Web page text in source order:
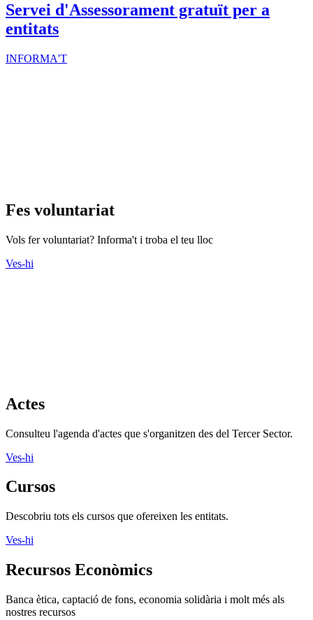
Servei d'Assessorament gratuït per a
entitats
INFORMA'T
Fes voluntariat
Vols fer voluntariat? Informa't i troba el teu lloc
Ves-hi
Actes
Consulteu l'agenda d'actes que s'organitzen des del Tercer Sector.
Ves-hi
Cursos
Descobriu tots els cursos que ofereixen les entitats.
Ves-hi
Recursos Econòmics
Banca ètica, captació de fons, economia solidària i molt més als
nostres recursos